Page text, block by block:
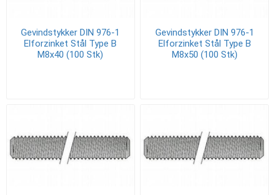
Gevindstykker DIN 976-1
Elforzinket Stål Type B
M8x40 (100 Stk)
Gevindstykker DIN 976-1
Elforzinket Stål Type B
M8x50 (100 Stk)